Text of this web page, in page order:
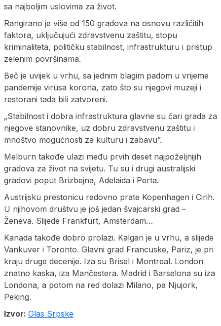
sa najboljim uslovima za život.
Rangirano je više od 150 gradova na osnovu različitih
faktora, uključujući zdravstvenu zaštitu, stopu
kriminaliteta, političku stabilnost, infrastrukturu i pristup
zelenim površinama.
Beč je uvijek u vrhu, sa jednim blagim padom u vrijeme
pandemije virusa korona, zato što su njegovi muzeji i
restorani tada bili zatvoreni.
„Stabilnost i dobra infrastruktura glavne su čari grada za
njegove stanovnike, uz dobru zdravstvenu zaštitu i
mnoštvo mogućnosti za kulturu i zabavu”.
Melburn takođe ulazi među prvih deset najpoželjnijih
gradova za život na svijetu. Tu su i drugi australijski
gradovi poput Brizbejna, Adelaida i Perta.
Austrijsku prestonicu redovno prate Kopenhagen i Cirih.
U njihovom društvu je još jedan švajcarski grad –
Ženeva. Slijede Frankfurt, Amsterdam…
Kanada takođe dobro prolazi. Kalgari je u vrhu, a slijede
Vankuver i Toronto. Glavni grad Francuske, Pariz, je pri
kraju druge decenije. Iza su Brisel i Montreal. London
znatno kaska, iza Mančestera. Madrid i Barselona su iza
Londona, a potom na red dolazi Milano, pa Njujork,
Peking.
Izvor: Glas Srpske